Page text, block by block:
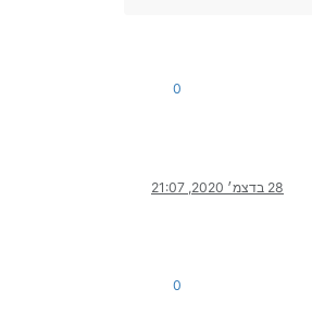
0
28 בדצמ׳ 2020, 21:07
0